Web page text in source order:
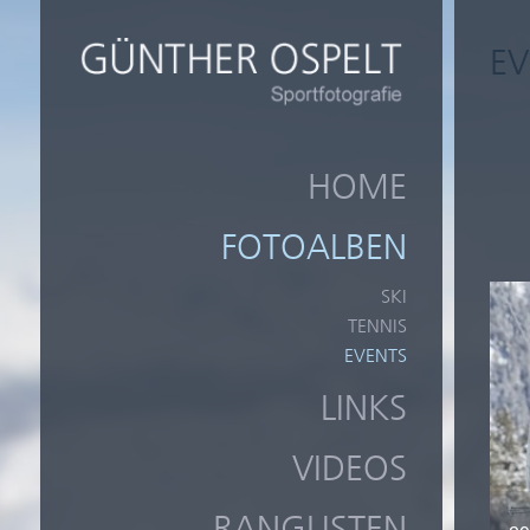
HOME
FOTOALBEN
SKI
TENNIS
EVENTS
LINKS
VIDEOS